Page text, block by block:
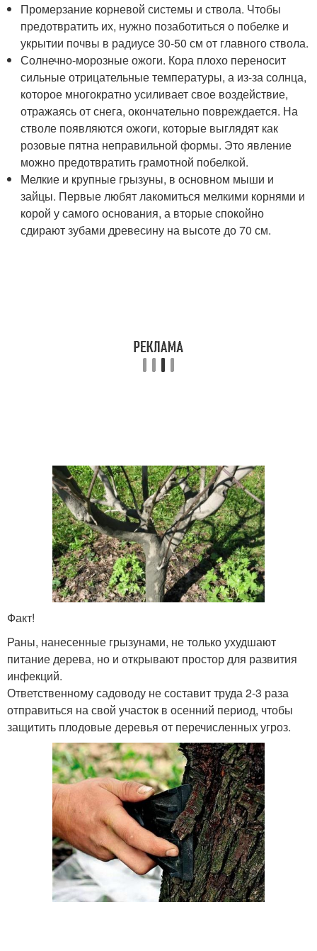
Промерзание корневой системы и ствола. Чтобы
предотвратить их, нужно позаботиться о побелке и
укрытии почвы в радиусе 30-50 см от главного ствола.
Солнечно-морозные ожоги. Кора плохо переносит
сильные отрицательные температуры, а из-за солнца,
которое многократно усиливает свое воздействие,
отражаясь от снега, окончательно повреждается. На
стволе появляются ожоги, которые выглядят как
розовые пятна неправильной формы. Это явление
можно предотвратить грамотной побелкой.
Мелкие и крупные грызуны, в основном мыши и
зайцы. Первые любят лакомиться мелкими корнями и
корой у самого основания, а вторые спокойно
сдирают зубами древесину на высоте до 70 см.
Факт!
Раны, нанесенные грызунами, не только ухудшают
питание дерева, но и открывают простор для развития
инфекций.
Ответственному садоводу не составит труда 2-3 раза
отправиться на свой участок в осенний период, чтобы
защитить плодовые деревья от перечисленных угроз.